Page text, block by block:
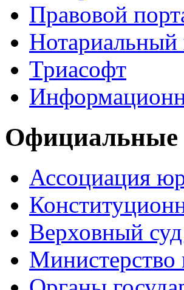
Правовой
Нотариальный
Триасофт
Официальные
Ассоциация
Верховный